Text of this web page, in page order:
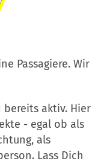
Passagiere. Wir
bereits aktiv. Hier
- egal ob als
als
Lass Dich